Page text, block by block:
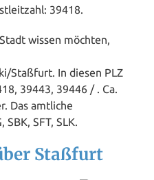
39418.
wissen möchten,
Staßfurt. In diesen PLZ
39443, 39446 / . Ca.
Das amtliche
SFT, SLK.
Staßfurt